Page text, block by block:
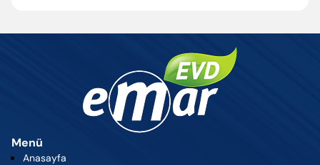
Menü
Anasayfa